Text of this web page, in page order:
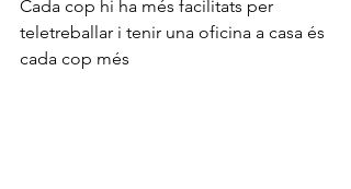
Cada cop hi ha més facilitats per
teletreballar i tenir una oficina a casa és
cada cop més